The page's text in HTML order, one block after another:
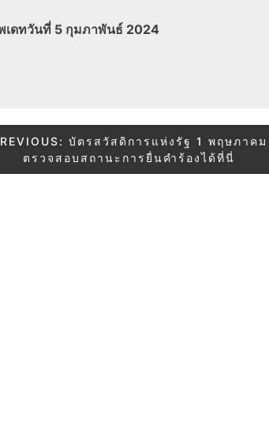
เดทวันที่ 5 กุมภาพันธ์ 2024
บัตรสวัสดิการแห่งรัฐ 1 พฤษภาคม
ตรวจสอบสถานะการยื่นคำร้องได้ที่นี่